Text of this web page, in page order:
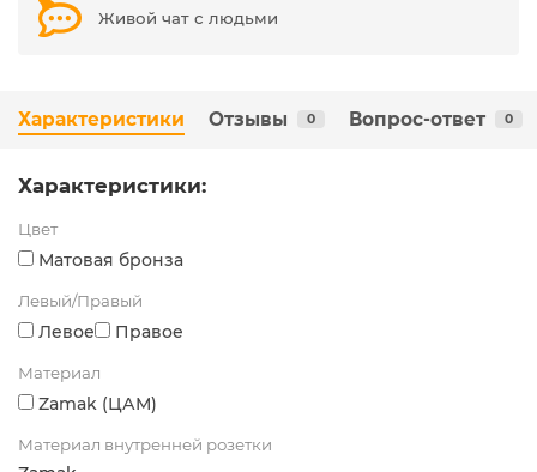
Живой чат с людьми
Характеристики Отзывы 0 Вопрос-ответ 0
Характеристики:
Цвет
Матовая бронза
Левый/Правый
Левое Правое
Материал
Zamak (ЦАМ)
Материал внутренней розетки